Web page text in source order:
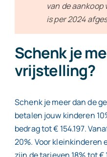
van de
is per 2024
Schenk je
vrijstelling?
Schenk je meer dan de
betalen jouw kinderen
bedrag tot € 154.197.
20%. Voor kleinkinderen